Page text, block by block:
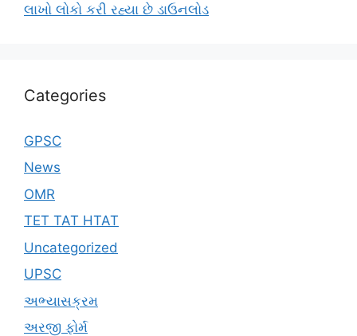
લાખો લોકો કરી રહ્યા છે ડાઉનલોડ
Categories
GPSC
News
OMR
TET TAT HTAT
Uncategorized
UPSC
અભ્યાસક્રમ
અરજી ફોર્મ